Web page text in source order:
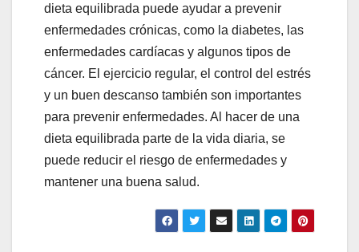
dieta equilibrada puede ayudar a prevenir
enfermedades crónicas, como la diabetes, las
enfermedades cardíacas y algunos tipos de
cáncer. El ejercicio regular, el control del estrés
y un buen descanso también son importantes
para prevenir enfermedades. Al hacer de una
dieta equilibrada parte de la vida diaria, se
puede reducir el riesgo de enfermedades y
mantener una buena salud.